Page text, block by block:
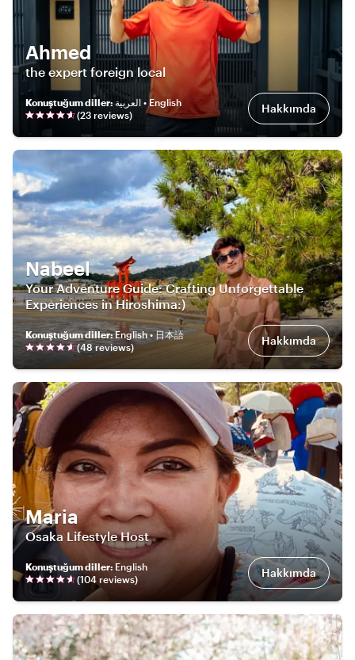
Ahmed
the expert foreign local
Konuştuğum diller:
العربية • English
(23 reviews) Hakkımda
Nabeel
Your Adventure Guide: Crafting Unforgettable
Experiences in Hiroshima:)
Konuştuğum diller:English • 日本語
(48reviews) Hakkımda
Maria
Osaka Lifestyle Host
Konuştuğum diller: English
(104 reviews) Hakkımda